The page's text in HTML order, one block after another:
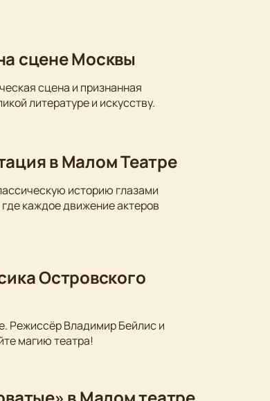
сцене Москвы
сцена и признанная
литературе и искусству.
в Малом Театре
историю глазами
каждое движение актеров
Островского
Режиссёр Владимир Бейлис и
магию театра!